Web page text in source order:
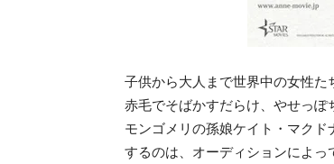
子供から大人まで世界中の女性た
赤毛でそばかすだらけ、やせっ
モンゴメリの孫娘ケイト・マク
するのは、オーディションによ